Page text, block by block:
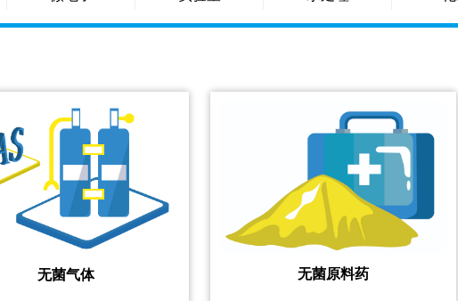
无菌气体 无菌原料药